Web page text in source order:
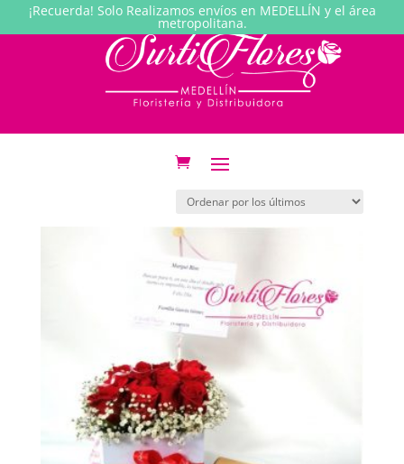
¡Recuerda! Solo Realizamos envíos en MEDELLÍN y el área
metropolitana.
/ Productos etiquetados “Rosas”
Rosas
Mostrando el único resultado